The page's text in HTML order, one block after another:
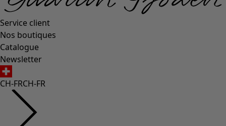
Service client
Nos boutiques
Catalogue
Newsletter
CH-FRCH-FR